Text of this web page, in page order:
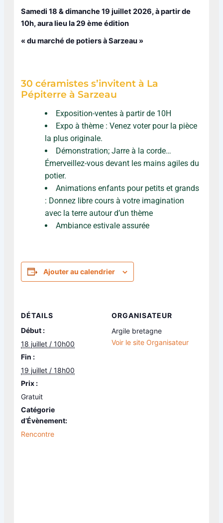
Samedi 18 & dimanche 19 juillet 2026,à partir de
10h, aura lieu la 29 ème édition
« du marché de potiers à Sarzeau »
30 céramistes s’invitent à La
Pépiterre à Sarzeau
Exposition-ventes à partir de 10H
Expo à thème : Venez voter pour la pièce
la plus originale.
Démonstration; Jarre à la corde…
Émerveillez-vous devant les mains agiles du
potier.
Animations enfants pour petits et grands
: Donnez libre cours à votre imagination
avec la terre autour d’un thème
Ambiance estivale assurée
Ajouter au calendrier
DÉTAILS
Début :
18 juillet / 10h00
Fin :
19 juillet / 18h00
Prix :
Gratuit
Catégorie
d’Évènement:
Rencontre
ORGANISATEUR
Argile bretagne
Voir le site Organisateur